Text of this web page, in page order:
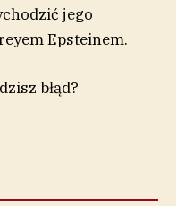
jego
Epsteinem.
błąd?